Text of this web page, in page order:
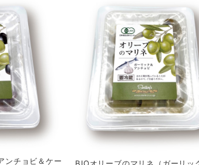
ンチョビ＆ケー
BIOオリーブのマリネ（ガーリッ